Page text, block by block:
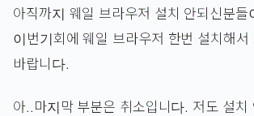
아직까지 웨일 브라우저 설치 안되신분들
이번기회에 웨일 브라우저 한번 설치해서
바랍니다.
아..마지막 부분은 취소입니다. 저도 설치